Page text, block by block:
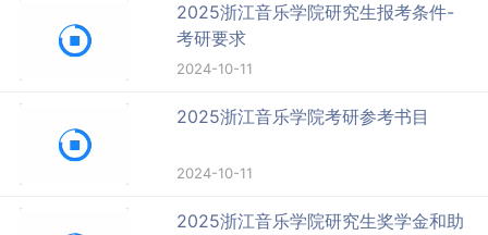
2025浙江音乐学院研究生报考条件-
考研要求
2024-10-11
2025浙江音乐学院考研参考书目
2024-10-11
2025浙江音乐学院研究生奖学金和助